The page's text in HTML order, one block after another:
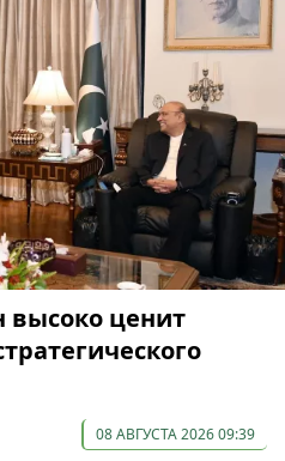
высоко ценит
08 АВГУСТА 2026 09:39